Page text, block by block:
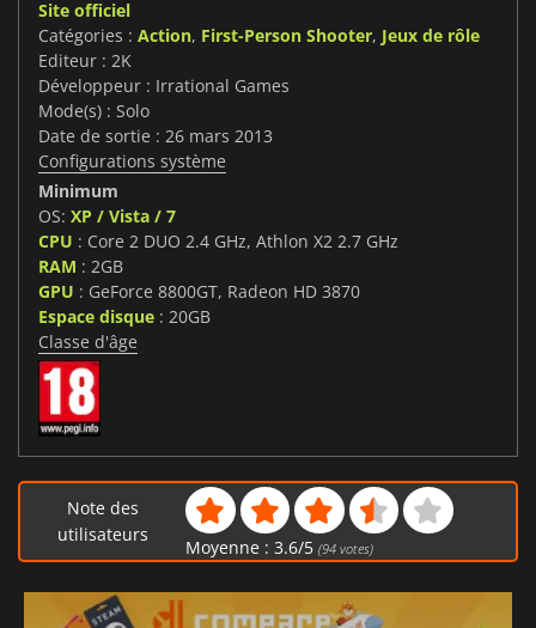
Site officiel
Catégories : Action, First-Person Shooter, Jeux de rôle
Editeur : 2K
Développeur : Irrational Games
Mode(s) : Solo
Date de sortie : 26 mars 2013
Configurations système
Minimum
OS: XP / Vista / 7
CPU : Core 2 DUO 2.4 GHz, Athlon X2 2.7 GHz
RAM : 2GB
GPU : GeForce 8800GT, Radeon HD 3870
Espace disque : 20GB
Classe d'âge
Note des
utilisateurs
Moyenne : 3.6/5 (94votes)